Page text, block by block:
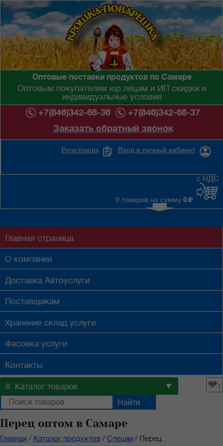
Оптовые поставки продуктов по Самаре
Оптовым покупателям юр.лицам и ИП скидки и
индивидуальные условия
+7(846)342-68-36
+7(846)342-68-37
Заказать обратный звонок
Вход в личный кабинет
Регистрация
0 товаров на сумму 0 c
с НДС
Главная страница
О компании
Доставка Автоуслуги
Поставщикам
Хранение склад.услуги
Фасовка услуги
Контакты
≡ Каталог товаров ▼ ❤1
Перец оптом в Самаре
Главная / Каталог продуктов / Специи / Перец